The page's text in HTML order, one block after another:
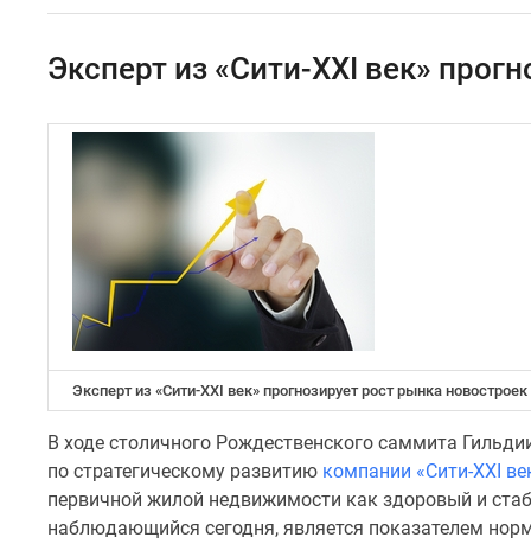
помещения
застройщики
Панорамы
комнатные
комнатные
Эксперт из «Сити-XXI век»
Эксперт из «Сити-XXI век» прогнозирует рост рынка
В ходе столичного Рождественского саммита
по стратегическому развитию компании «Сити-XXI
первичной жилой недвижимости как здоровый и
наблюдающийся сегодня, является показателем